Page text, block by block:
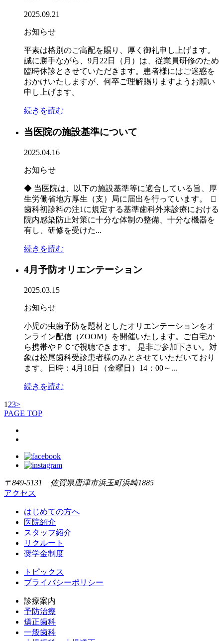
2025.09.21
お知らせ
平素は格別のご高配を賜り、厚く御礼申し上げます。
誠に勝手ながら、9月22日（月）は、従業員研修のため
臨時休診とさせていただきます。患者様にはご迷惑を
おかけいたしますが、何卒ご理解賜りますようお願い
申し上げます。
続きを読む
当医院の施設基準について
2025.04.16
お知らせ
◆ 当医院は、以下の施設基準等に適合している旨、厚
生労働省地方厚生（支）局に届出を行っています。 □
歯科初診料の注1に規定する基準歯科外来診療における
院内感染防止対策に十分な体制の整備、十分な機器を
有し、研修を受けた...
続きを読む
4月予防オリエンテーション
2025.03.15
お知らせ
小児の虫歯予防を題材としたオリエンテーションをオ
ンライン配信（ZOOM）を開催いたします。ご自宅か
ら携帯やＰＣで視聴できます。 是非ご参加下さい。対
象は松尾歯科受診患者様のみとさせていただいており
ます。日時：4月18日（金曜日）14：00～...
続きを読む
1 23>
PAGE TOP
〒849-5131 佐賀県唐津市浜玉町浜崎1885
アクセス
はじめての方へ
医院紹介
スタッフ紹介
リクルート
奨学金制度
トピックス
プライバシーポリシー
診療案内
予防治療
矯正歯科
一般歯科